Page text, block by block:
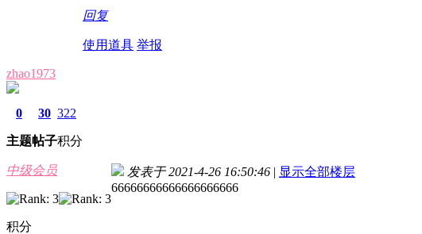
回复
使用道具 举报
zhao1973
0
主题
30
帖子
322
积分
中级会员
积分
发表于 2021-4-26 16:50:46 | 显示全部楼层
66666666666666666666